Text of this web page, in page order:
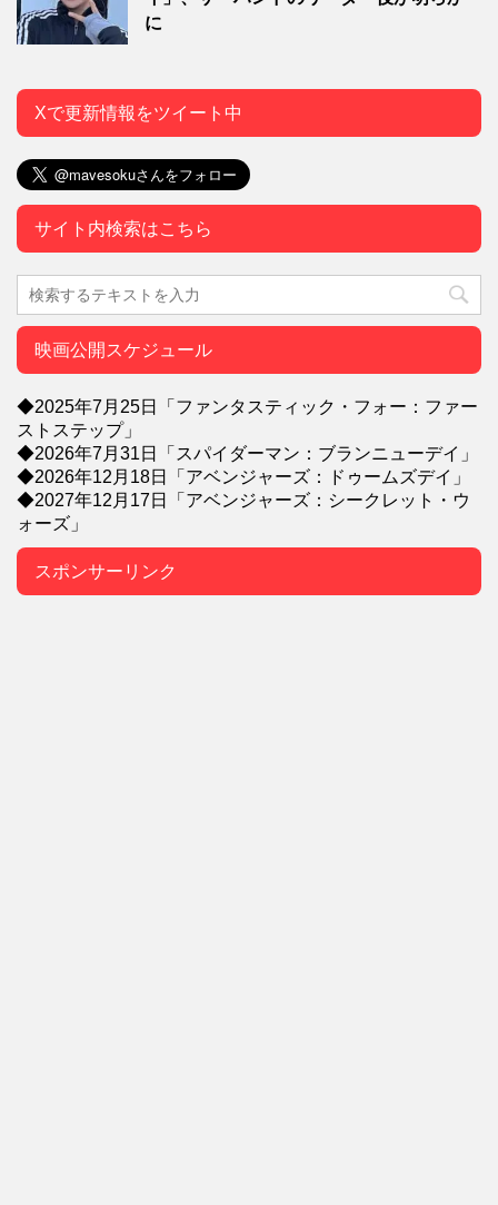
に
Xで更新情報をツイート中
サイト内検索はこちら
映画公開スケジュール
◆2025年7月25日「ファンタスティック・フォー：ファー
ストステップ」
◆2026年7月31日「スパイダーマン：ブランニューデイ」
◆2026年12月18日「アベンジャーズ：ドゥームズデイ」
◆2027年12月17日「アベンジャーズ：シークレット・ウ
ォーズ」
スポンサーリンク